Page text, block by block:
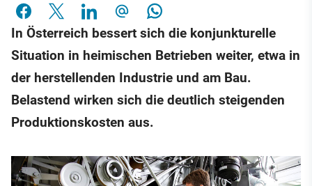
In Österreich bessert sich die konjunkturelle
Situation in heimischen Betrieben weiter, etwa in
der herstellenden Industrie und am Bau.
Belastend wirken sich die deutlich steigenden
Produktionskosten aus.